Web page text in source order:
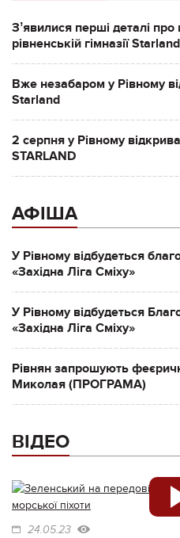
Зʼявилися перші деталі про
рівненській гімназії Starland
Вже незабаром у Рівному
Starland
2 серпня у Рівному
STARLAND
АФІША
У Рівному відбудеться
«Західна Ліга Сміху»
У Рівному відбудеться
«Західна Ліга Сміху»
Рівнян запрошують
Миколая (ПРОГРАМА)
ВІДЕО
24.05.23